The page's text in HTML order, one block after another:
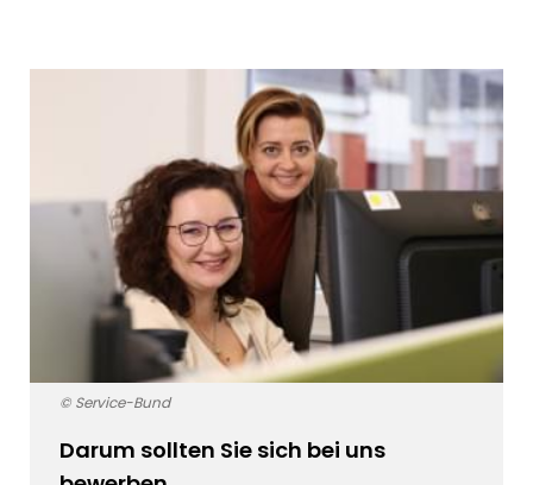
Darum sollten Sie sich bei uns
© Service-Bund